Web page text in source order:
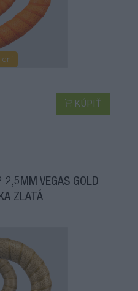
dní
KÚPIŤ
2,5MM VEGAS GOLD
ZLATÁ